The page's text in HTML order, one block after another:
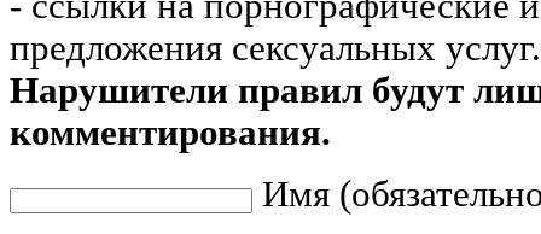
предложения сексуальных услуг.
Нарушители правил будут
комментирования.
Имя